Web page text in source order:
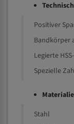
Positiver
Bandkörper
Legierte
Spezielle
Stahl